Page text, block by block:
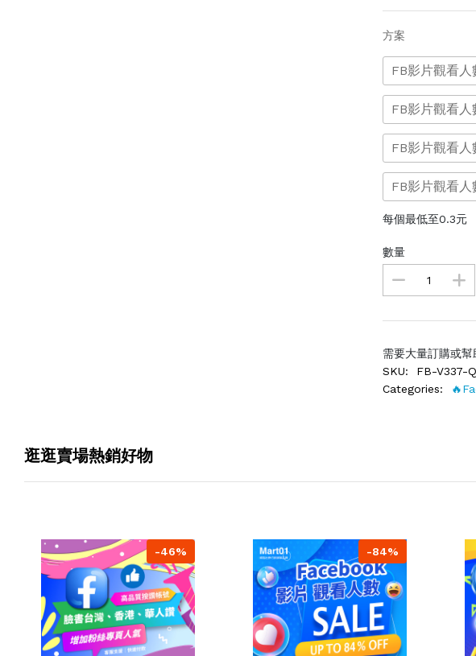
方案
FB影片觀看
FB影片觀看
FB影片觀看
FB影片觀看
每個最低至0.3元
數量
需要大量訂購或幫
SKU:
FB-V337-
Categories:
逛逛賣場熱銷好物
-46% -84%